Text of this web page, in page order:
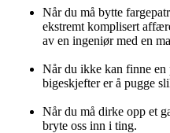
Når du må bytte
ekstremt komplisert
av en ingeniør med en
Når du ikke kan finne en
bigeskjefter er å pugge
Når du må dirke opp et
bryte oss inn i ting.